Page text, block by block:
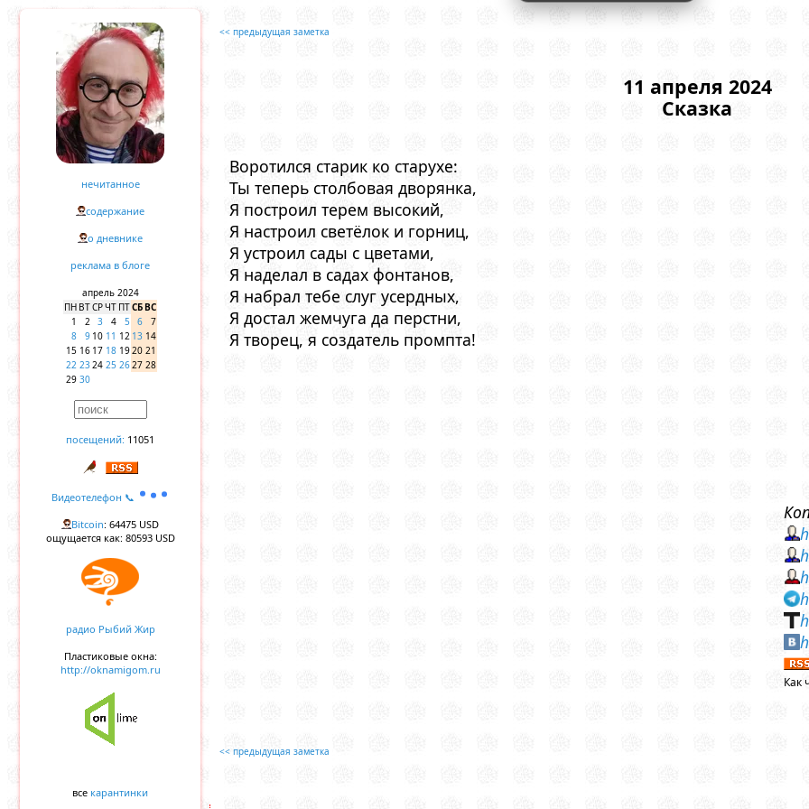
нечитанное
содержание
о дневнике
реклама в блоге
апрель 2024
ПН ВТСРЧТ ПТСБВС
1
2 3 4 5 6
7
8
9 10 11 12 13 14
15 16 17 18 1920 21
22 2324 25 2627 28
29 30
посещений: 11051
Видеотелефон 📞
Bitcoin: 64475 USD
ощущается как: 80593 USD
радио Рыбий Жир
Пластиковые окна:
http://oknamigom.ru
все карантинки
<< предыдущая заметка
11 апреля 2024
Сказка
Воротился старик ко старухе:
Ты теперь столбовая дворянка,
Я построил терем высокий,
Я настроил светёлок и горниц,
Я устроил сады с цветами,
Я наделал в садах фонтанов,
Я набрал тебе слуг усердных,
Я достал жемчуга да перстни,
Я творец, я создатель промпта!
Как
<< предыдущая заметка